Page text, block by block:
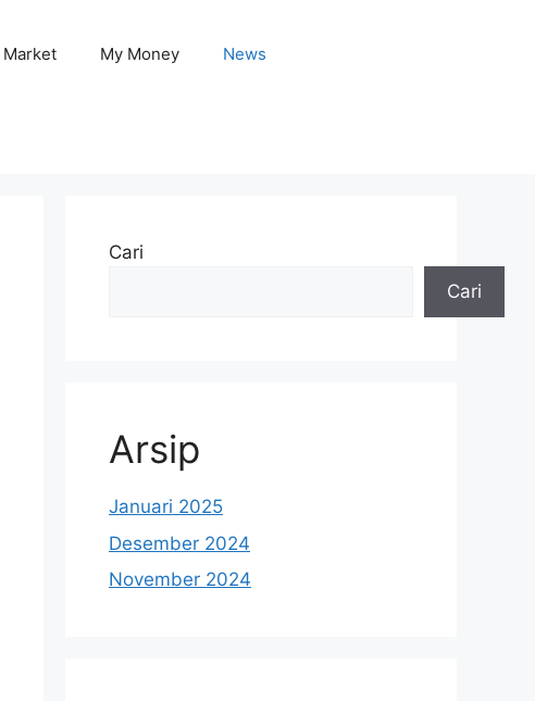
Market My Money News
Cari
Cari
Arsip
Januari 2025
Desember 2024
November 2024